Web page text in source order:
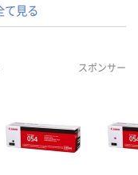
て見る
スポンサー